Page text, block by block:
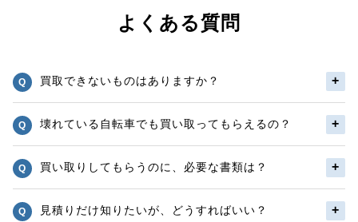
よくある質問
買取できないものはありますか？
壊れている自転車でも買い取ってもらえるの？
買い取りしてもらうのに、必要な書類は？
見積りだけ知りたいが、どうすればいい？